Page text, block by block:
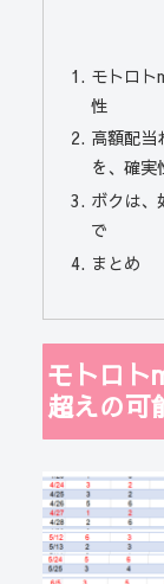
モトロト
性
高額配当
を、確実
ボクは、
で
まとめ
モトロト
超えの可